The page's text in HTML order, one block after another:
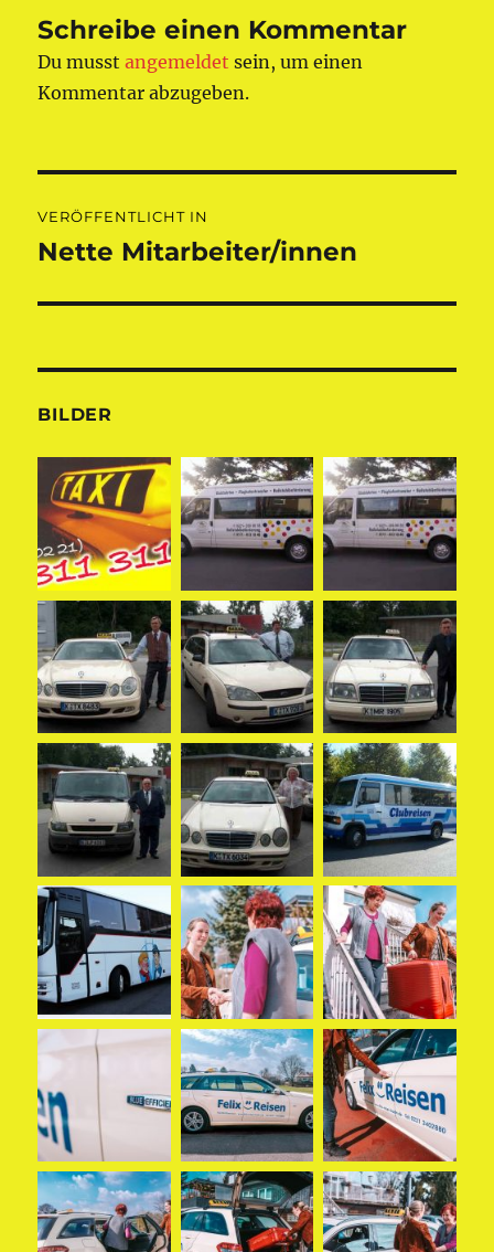
Schreibe einen Kommentar
Du musstangemeldet sein, um einen
Kommentar abzugeben.
VERÖFFENTLICHT IN
Nette Mitarbeiter/innen
BILDER